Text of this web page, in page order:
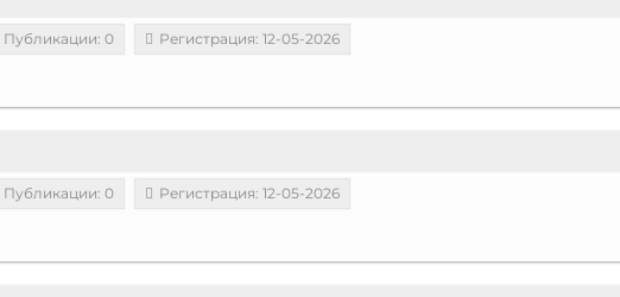
Публикации: 0 Регистрация: 12-05-2026
Публикации: 0 Регистрация: 12-05-2026